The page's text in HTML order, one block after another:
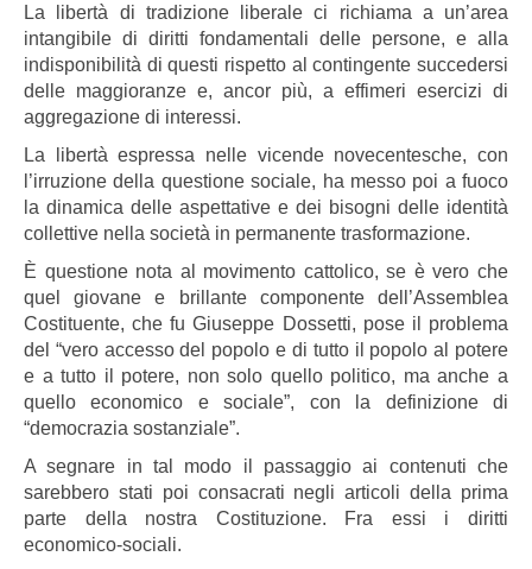
La libertà di tradizione liberale ci richiama a un’area
intangibile di diritti fondamentali delle persone, e alla
indisponibilità di questi rispetto al contingente succedersi
delle maggioranze e, ancor più, a effimeri esercizi di
aggregazione di interessi.
La libertà espressa nelle vicende novecentesche, con
l’irruzione della questione sociale, ha messo poi a fuoco
la dinamica delle aspettative e dei bisogni delle identità
collettive nella società in permanente trasformazione.
È questione nota al movimento cattolico, se è vero che
quel giovane e brillante componente dell’Assemblea
Costituente, che fu Giuseppe Dossetti, pose il problema
del “vero accesso del popolo e di tutto il popolo al potere
e a tutto il potere, non solo quello politico, ma anche a
quello economico e sociale”, con la definizione di
“democrazia sostanziale”.
A segnare in tal modo il passaggio ai contenuti che
sarebbero stati poi consacrati negli articoli della prima
parte della nostra Costituzione. Fra essi i diritti
economico-sociali.